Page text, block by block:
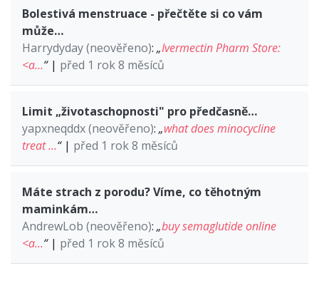
Bolestivá menstruace - přečtěte si co vám
může…
Harrydyday (neověřeno): „Ivermectin Pharm Store:
<a…“| před 1 rok 8 měsíců
Limit „životaschopnosti" pro předčasně…
yapxneqddx (neověřeno): „what does minocycline
treat …“| před 1 rok 8 měsíců
Máte strach z porodu? Víme, co těhotným
maminkám…
AndrewLob (neověřeno): „buy semaglutide online
<a…“| před 1 rok 8 měsíců